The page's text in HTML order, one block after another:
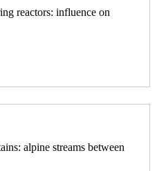
reactors: influence on
alpine streams between